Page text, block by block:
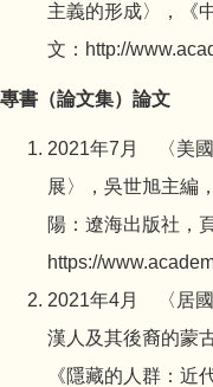
主義的形成〉，《
文： http://
專書（論文集）論文
2021年7月 〈美國
展〉，吳世旭主編
陽：遼海出版社，
https://
2021年4月 〈居國
漢人及其後裔的蒙
《隱藏的人群：近